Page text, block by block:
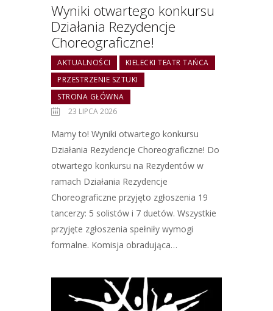
Wyniki otwartego konkursu
Działania Rezydencje
Choreograficzne!
AKTUALNOŚCI
KIELECKI TEATR TAŃCA
PRZESTRZENIE SZTUKI
STRONA GŁÓWNA
23 LIPCA 2026
Mamy to! Wyniki otwartego konkursu
Działania Rezydencje Choreograficzne! Do
otwartego konkursu na Rezydentów w
ramach Działania Rezydencje
Choreograficzne przyjęto zgłoszenia 19
tancerzy: 5 solistów i 7 duetów. Wszystkie
przyjęte zgłoszenia spełniły wymogi
formalne. Komisja obradująca…